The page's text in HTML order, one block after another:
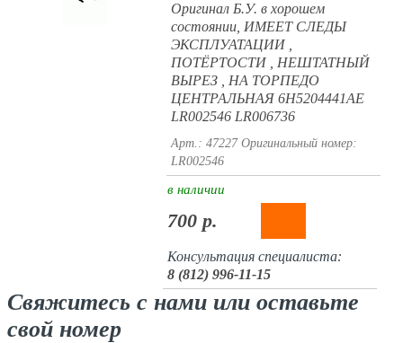
Оригинал Б.У. в хорошем
состоянии, ИМЕЕТ СЛЕДЫ
ЭКСПЛУАТАЦИИ ,
ПОТЁРТОСТИ , НЕШТАТНЫЙ
ВЫРЕЗ , НА ТОРПЕДО
ЦЕНТРАЛЬНАЯ 6H5204441AE
LR002546 LR006736
Арт.: 47227 Оригинальный номер:
LR002546
в наличии
700 р.
Консультация специалиста:
8 (812) 996-11-15
Свяжитесь с нами или оставьте
свой номер